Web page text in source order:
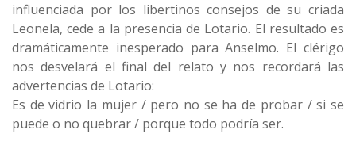
influenciada por los libertinos consejos de su criada
Leonela, cede a la presencia de Lotario. El resultado es
dramáticamente inesperado para Anselmo. El clérigo
nos desvelará el final del relato y nos recordará las
advertencias de Lotario:
Es de vidrio la mujer / pero no se ha de probar / si se
puede o no quebrar / porque todo podría ser.